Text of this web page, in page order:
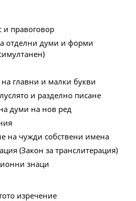
и правоговор
отделни думи и форми
на главни и малки букви
и разделно писане
думи на нов ред
на чужди собствени имена
(Закон за транслитерация)
знаци
изречение